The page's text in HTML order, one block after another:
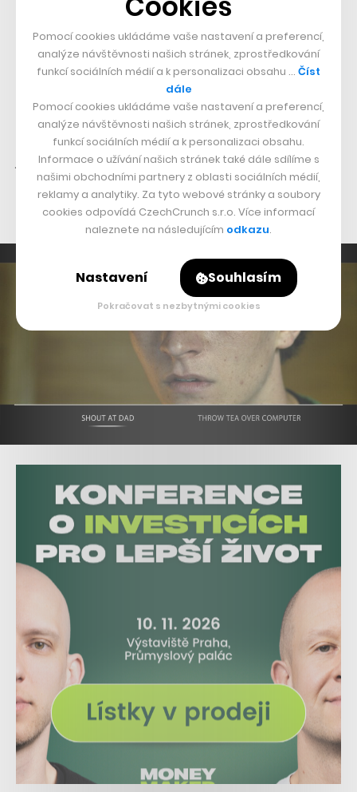
uvědomují, že zdaleka ne všichni chtějí při sledování
svého oblíbeného filmu nebo seriálu ještě o něčem
rozhodovat, ale prostě jen chtějí stisknout tlačítko Play
a vychutnávat si jasně daný příběh. Nicméně
experimentování s dětskými interaktivními programy
Netflix donutilo zkusit to opět i s dospělými. V Česku
již ostatně máme s ovlivňováním seriálu zkušenosti, už
v 80. letech přinesl tuto novátorskou možnost televizní
seriálRozpaky kuchaře Svatopluka.
Pomocí cookies ukládáme vaše nastavení a preferencí,
analýze návštěvnosti našich stránek, zprostředkování
funkcí sociálních médií a k personalizaci obsahu … Číst
dále
Pomocí cookies ukládáme vaše nastavení a preferencí,
analýze návštěvnosti našich stránek, zprostředkování
funkcí sociálních médií a k personalizaci obsahu.
Informace o užívání našich stránek také dále sdílíme s
našimi obchodními partnery z oblasti sociálních médií,
reklamy a analytiky. Za tyto webové stránky a soubory
cookies odpovídá CzechCrunch s.r.o. Více informací
naleznete na následujícím odkazu.
Nastavení Souhlasím
Pokračovat s nezbytnými cookies